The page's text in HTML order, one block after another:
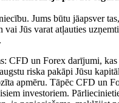
Jums būtu jāapsver
Jūs varat atļauties
CFD un Forex darījumi,
riska pakāpi Jūsu
apmēru. Tāpēc CFD un
investoriem.